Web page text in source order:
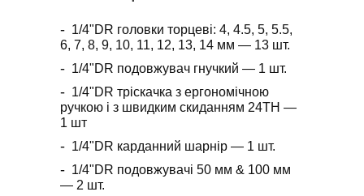
1/4"DR головки торцеві: 4, 4.5, 5, 5.5,
6, 7, 8, 9, 10, 11, 12, 13, 14 мм ― 13 шт.
1/4"DR подовжувач гнучкий ― 1 шт.
1/4"DR тріскачка з ергономічною
ручкою і з швидким скиданням 24TH ―
1 шт
1/4"DR карданний шарнір ― 1 шт.
1/4"DR подовжувачі 50 мм & 100 мм
― 2 шт.